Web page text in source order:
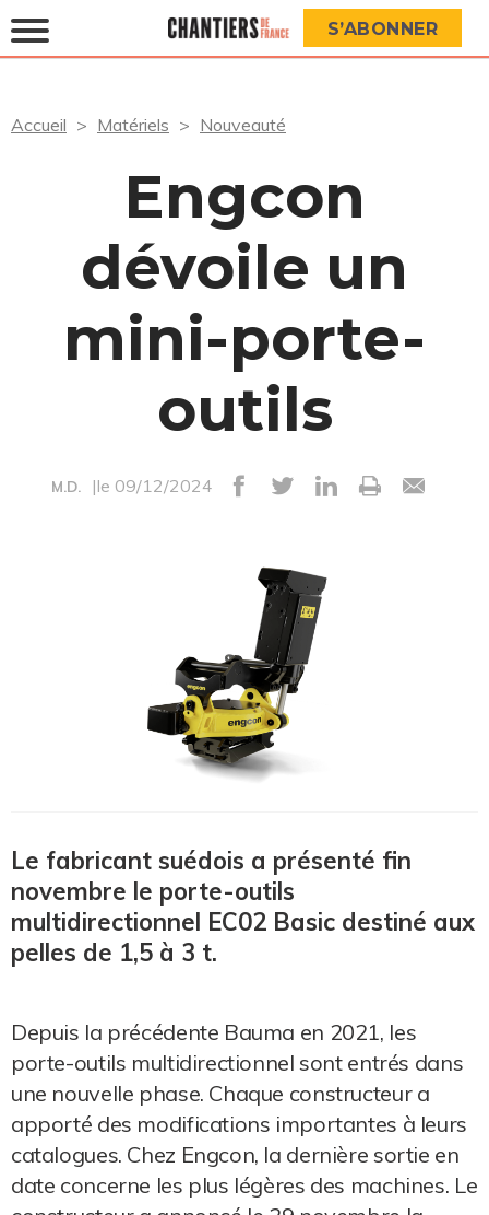
S’ABONNER
Accueil Matériels Nouveauté
Engcon
dévoile un
mini-porte-
outils
M.D. |le 09/12/2024
Le fabricant suédois a présenté fin
novembre le porte-outils
multidirectionnel EC02 Basic destiné aux
pelles de 1,5 à 3 t.
Depuis la précédente Bauma en 2021, les
porte-outils multidirectionnel sont entrés dans
une nouvelle phase. Chaque constructeur a
apporté des modifications importantes à leurs
catalogues. Chez Engcon, la dernière sortie en
date concerne les plus légères des machines. Le